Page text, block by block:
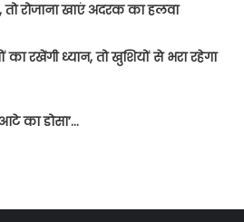
तो रोजाना खाएं अदरक का हलवा
रखेंगी ध्यान, तो खुशियों से भरा रहेगा
का डोसा’…